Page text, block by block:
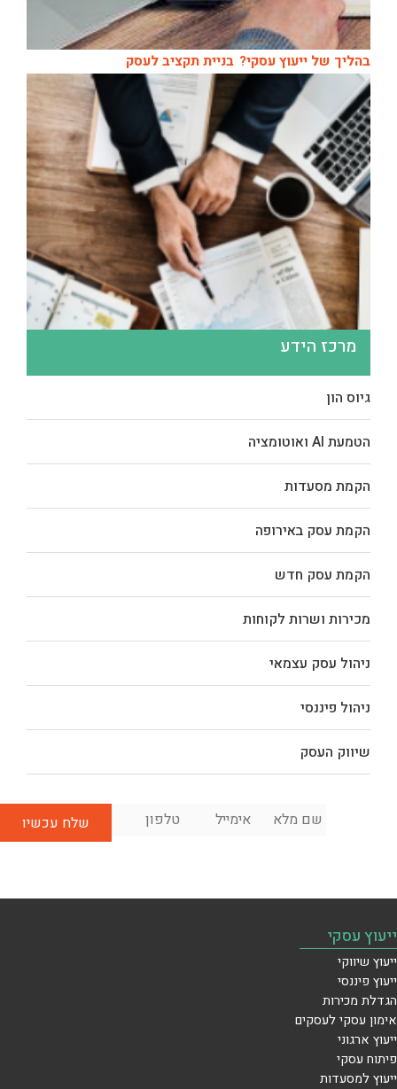
בהליך של ייעוץ עסקי? בניית תקציב לעסק
מרכז הידע
גיוס הון
הטמעת AI ואוטומציה
הקמת מסעדות
הקמת עסק באירופה
הקמת עסק חדש
מכירות ושרות לקוחות
ניהול עסק עצמאי
ניהול פיננסי
שיווק העסק
שם
מלא
אימייל *
ייעוץ עסקי
ייעוץ שיווקי
ייעוץ פיננסי
הגדלת מכירות
אימון עסקי לעסקים
ייעוץ ארגוני
פיתוח עסקי
ייעוץ למסעדות